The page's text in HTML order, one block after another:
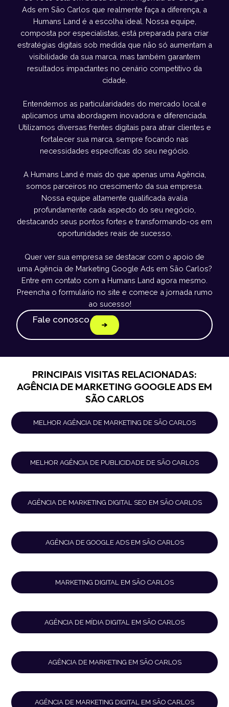
Ads em São Carlos que realmente faça a diferença, a
Humans Land é a escolha ideal. Nossa equipe,
composta por especialistas, está preparada para criar
estratégias digitais sob medida que não só aumentam a
visibilidade da sua marca, mas também garantem
resultados impactantes no cenário competitivo da
cidade.
Entendemos as particularidades do mercado local e
aplicamos uma abordagem inovadora e diferenciada.
Utilizamos diversas frentes digitais para atrair clientes e
fortalecer sua marca, sempre focando nas
necessidades específicas do seu negócio.
A Humans Land é mais do que apenas uma Agência,
somos parceiros no crescimento da sua empresa.
Nossa equipe altamente qualificada avalia
profundamente cada aspecto do seu negócio,
destacando seus pontos fortes e transformando-os em
oportunidades reais de sucesso.
Quer ver sua empresa se destacar com o apoio de
uma Agência de Marketing Google Ads em São Carlos?
Entre em contato com a Humans Land agora mesmo.
Preencha o formulário no site e comece a jornada rumo
ao sucesso!
Fale conosco
PRINCIPAIS VISITAS RELACIONADAS:
AGÊNCIA DE MARKETING GOOGLE ADS EM
SÃO CARLOS
MELHOR AGÊNCIA DE MARKETING DE SÃO CARLOS
MELHOR AGÊNCIA DE PUBLICIDADE DE SÃO CARLOS
AGÊNCIA DE MARKETING DIGITAL SEO EM SÃO CARLOS
AGÊNCIA DE GOOGLE ADS EM SÃO CARLOS
MARKETING DIGITAL EM SÃO CARLOS
AGÊNCIA DE MÍDIA DIGITAL EM SÃO CARLOS
AGÊNCIA DE MARKETING EM SÃO CARLOS
AGÊNCIA DE MARKETING DIGITAL EM SÃO CARLOS